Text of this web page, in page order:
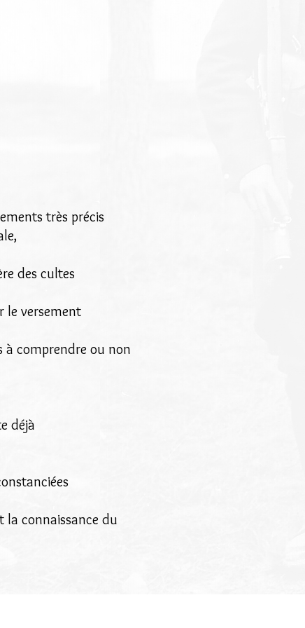
très précis
des cultes
le versement
à comprendre ou non
déjà
connaissance du